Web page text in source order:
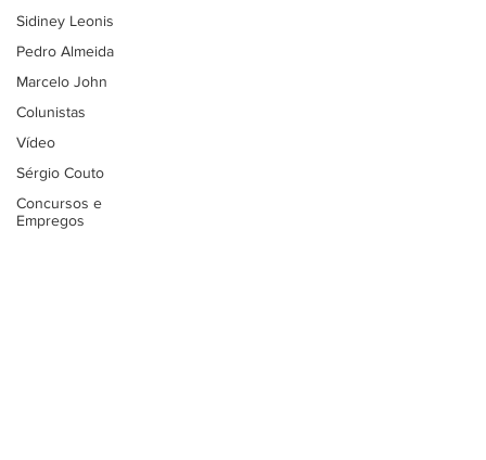
Sidiney Leonis
Pedro Almeida
Marcelo John
Colunistas
Vídeo
Sérgio Couto
Concursos e
Empregos